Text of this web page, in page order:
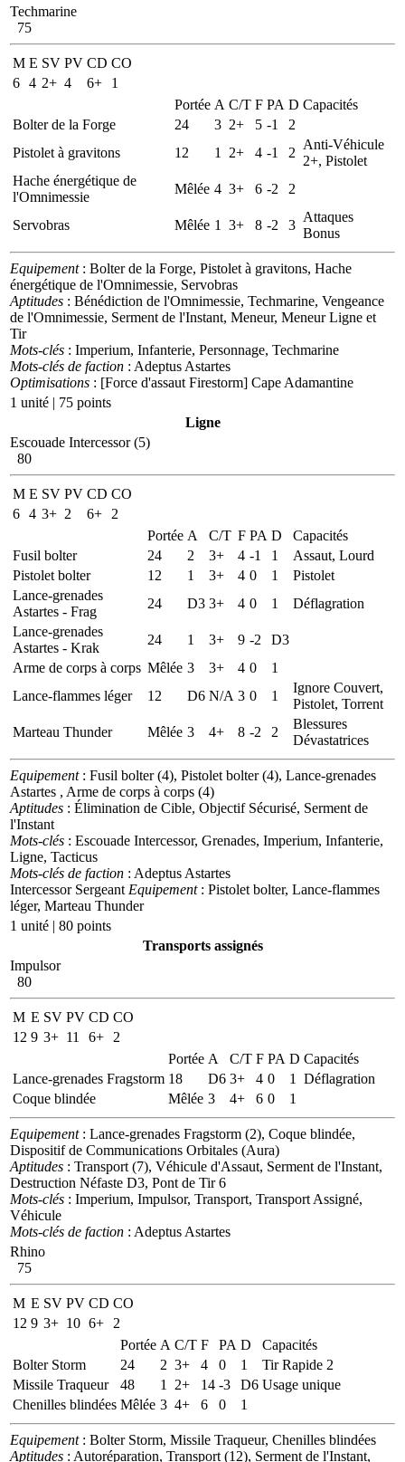
Techmarine
75
M E SV PV CD CO
6 4 2+ 4 6+
1
Portée A C/T F PA D Capacités
Bolter de la Forge
24 3 2+ 5 -1
2
Pistolet à gravitons
12 1 2+ 4 -1 2
Anti-Véhicule
2+, Pistolet
Hache énergétique de
l'Omnimessie
Mêlée 4 3+ 6 -2 2
Servobras Mêlée 1 3+ 8 -2 3
Attaques
Bonus
Equipement: Bolter de la Forge, Pistolet à gravitons, Hache
énergétique de l'Omnimessie, Servobras
Aptitudes : Bénédiction de l'Omnimessie, Techmarine, Vengeance
de l'Omnimessie, Serment de l'Instant, Meneur, Meneur Ligne et
Tir
Mots-clés : Imperium, Infanterie, Personnage, Techmarine
Mots-clés de faction : Adeptus Astartes
Optimisations : [Force d'assaut Firestorm] Cape Adamantine
1 unité | 75 points
Ligne
Escouade Intercessor (5)
80
M E SV PV CD CO
6 4 3+ 2 6+
2
Portée A C/T F PA D
Capacités
Fusil bolter
24 2 3+ 4 -1 1
Assaut, Lourd
Pistolet bolter
12 1 3+ 4 0 1
Pistolet
Lance-grenades
Astartes - Frag
24 D3 3+ 4 0 1
Déflagration
Lance-grenades
Astartes - Krak
24 1 3+ 9 -2
D3
Arme de corps à corps Mêlée 3 3+ 4 0
1
Lance-flammes léger
12 D6 N/A 3 0 1
Ignore Couvert,
Pistolet, Torrent
Marteau Thunder
Mêlée 3 4+ 8 -2 2
Blessures
Dévastatrices
Equipement: Fusil bolter (4), Pistolet bolter (4), Lance-grenades
Astartes , Arme de corps à corps (4)
Aptitudes : Élimination de Cible, Objectif Sécurisé, Serment de
l'Instant
Mots-clés : Escouade Intercessor, Grenades, Imperium, Infanterie,
Ligne, Tacticus
Mots-clés de faction : Adeptus Astartes
Intercessor Sergeant Equipement: Pistolet bolter, Lance-flammes
léger, Marteau Thunder
1 unité | 80 points
Transports assignés
Impulsor
80
M E SV PV CD CO
12 9 3+ 11 6+
2
Portée A C/T F PA D Capacités
Lance-grenades Fragstorm 18 D6 3+ 4 0 1
Déflagration
Coque blindée
Mêlée 3 4+ 6 0 1
Equipement: Lance-grenades Fragstorm (2), Coque blindée,
Dispositif de Communications Orbitales (Aura)
Aptitudes : Transport (7), Véhicule d'Assaut, Serment de l'Instant,
Destruction Néfaste D3, Pont de Tir 6
Mots-clés : Imperium, Impulsor, Transport, Transport Assigné,
Véhicule
Mots-clés de faction : Adeptus Astartes
Rhino
75
M E SV PV CD CO
12 9 3+ 10 6+
2
Portée A C/T F PA D
Capacités
Bolter Storm
24 2 3+ 4 0 1
Tir Rapide 2
Missile Traqueur
48 1 2+ 14 -3 D6 Usage unique
Chenilles blindées Mêlée 3 4+ 6 0 1
Equipement: Bolter Storm, Missile Traqueur, Chenilles blindées
Aptitudes : Autoréparation, Transport (12), Serment de l'Instant,